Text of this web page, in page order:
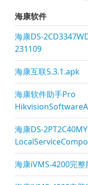
海康软件
海康DS-
231109
海康互联5.3.1.apk
海康软件助手Pro
海康DS-
海康iVMS-4200完